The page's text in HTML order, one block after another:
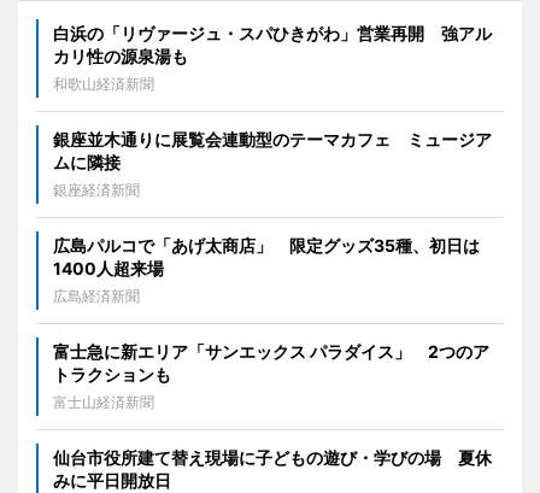
白浜の「リヴァージュ・スパひきがわ」営業再開 強アル
カリ性の源泉湯も
和歌山経済新聞
銀座並木通りに展覧会連動型のテーマカフェ ミュージア
ムに隣接
銀座経済新聞
広島パルコで「あげ太商店」 限定グッズ35種、初日は
1400人超来場
広島経済新聞
富士急に新エリア「サンエックス パラダイス」 2つのア
トラクションも
富士山経済新聞
仙台市役所建て替え現場に子どもの遊び・学びの場 夏休
みに平日開放日